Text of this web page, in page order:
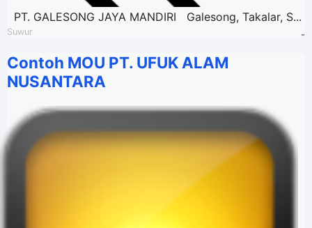
PT. GALESONG JAYA MANDIRI Galesong, Takalar, S...
Suwur -
Contoh MOU PT. UFUK ALAM
NUSANTARA